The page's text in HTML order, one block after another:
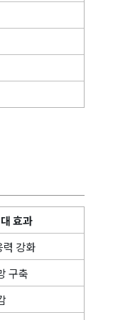
효과
력 강화
구축